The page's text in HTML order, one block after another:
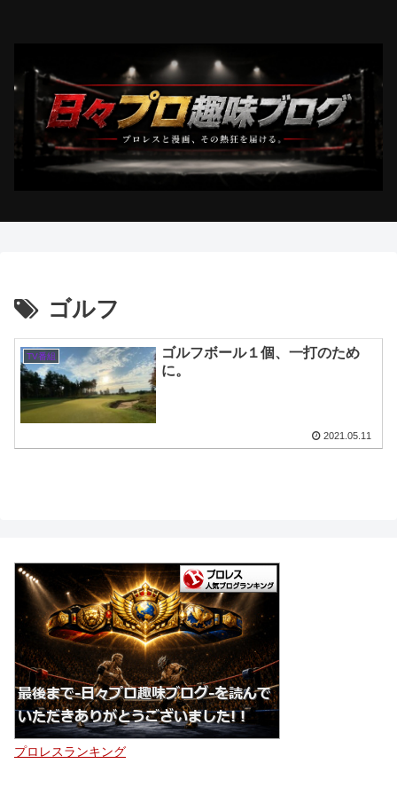
ゴルフ
TV番組
ゴルフボール１個、一打のため
に。
2021.05.11
プロレスランキング